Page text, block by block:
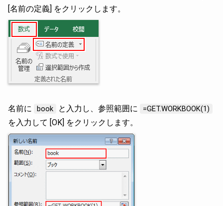
[名前の定義] をクリックします。
名前に book と入力し、参照範囲に =GET.WORKBOOK(1)
を入力して [OK] をクリックします。